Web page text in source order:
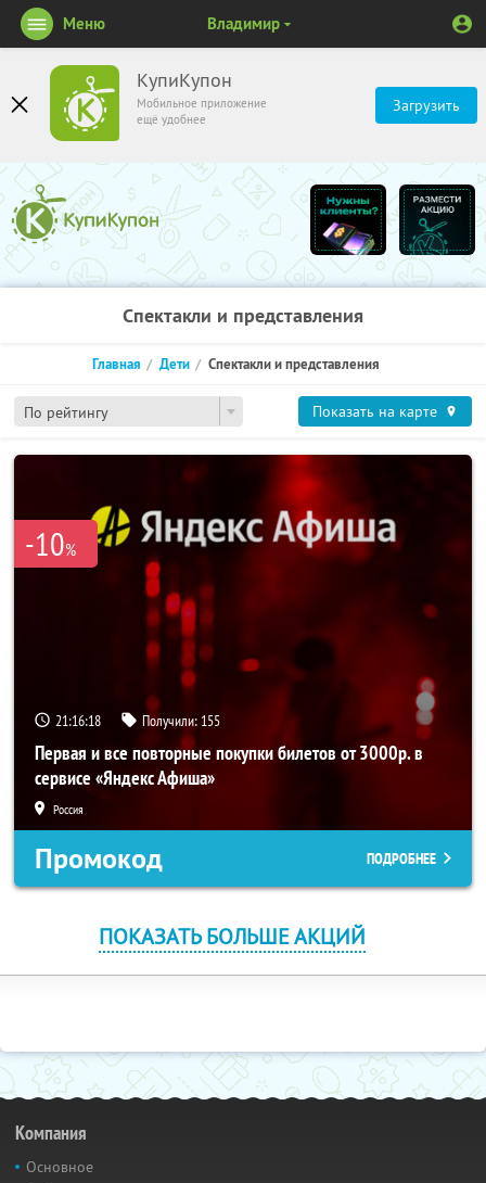
КупиКупон
Мобильное приложение
ещё удобнее
Загрузить
Меню Владимир
Спектакли и представления
По рейтингу
Главная Дети Спектакли и представления
Показать на карте
-10%
21:16:18 Получили: 155
Первая и все повторные покупки билетов от 3000р. в
сервисе «Яндекс Афиша»
Россия
Промокод ПОДРОБНЕЕ
ПОКАЗАТЬ БОЛЬШЕ АКЦИЙ
Компания
Основное